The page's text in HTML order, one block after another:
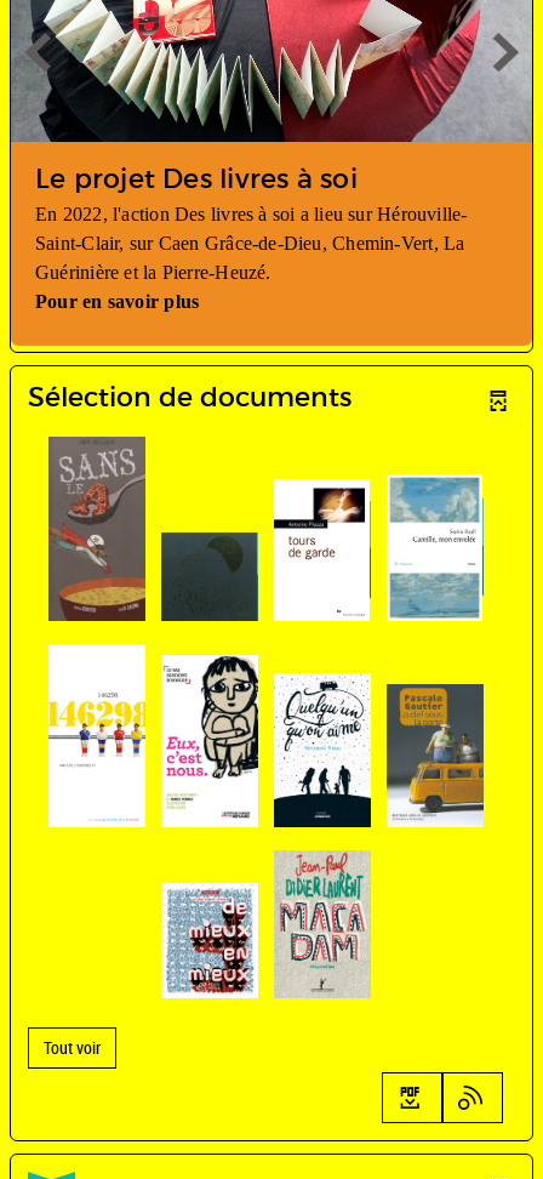
Le projet Des livres à soi
En 2022, l'action Des livres à soi a lieu sur Hérouville-
Saint-Clair, sur Caen Grâce-de-Dieu, Chemin-Vert, La
Guérinière et la Pierre-Heuzé.
Pour en savoir plus
Sélection de documents
Tout voir